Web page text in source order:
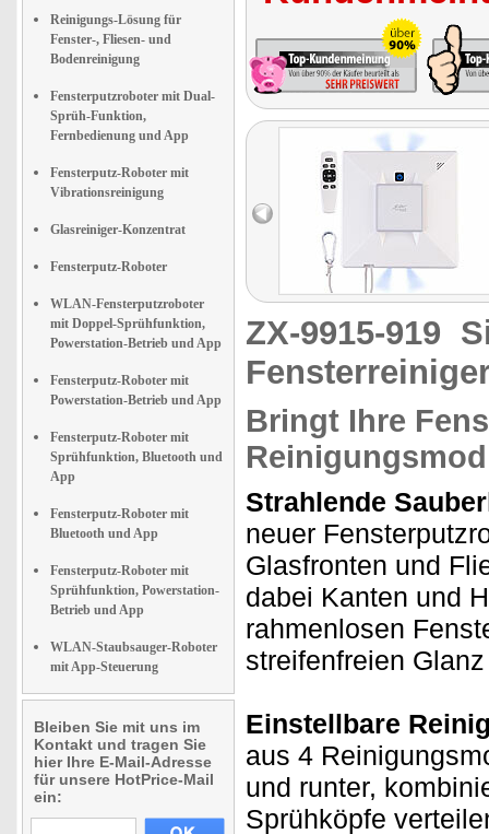
Reinigungs-Lösung für
Fenster-, Fliesen- und
Bodenreinigung
Fensterputzroboter mit Dual-
Sprüh-Funktion,
Fernbedienung und App
Fensterputz-Roboter mit
Vibrationsreinigung
Glasreiniger-Konzentrat
Fensterputz-Roboter
WLAN-Fensterputzroboter
mit Doppel-Sprühfunktion,
Powerstation-Betrieb und App
Fensterputz-Roboter mit
Powerstation-Betrieb und App
Fensterputz-Roboter mit
Sprühfunktion, Bluetooth und
App
Fensterputz-Roboter mit
Bluetooth und App
Fensterputz-Roboter mit
Sprühfunktion, Powerstation-
Betrieb und App
WLAN-Staubsauger-Roboter
mit App-Steuerung
Bleiben Sie mit uns im
Kontakt und tragen Sie
hier Ihre E-Mail-Adresse
für unsere HotPrice-Mail
ein:
ZX-9915-919
Bringt Ihre
Strahlende
neuer
Glasfronten und
dabei Kanten und
rahmenlosen
streifenfreien
Einstellbare
aus 4
und runter,
Sprühköpfe